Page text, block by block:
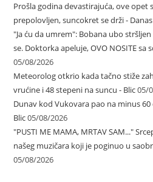
Prošla godina devastirajuća, ove opet
prepolovljen, suncokret se drži - Danas
"Ja ću da umrem": Bobana ubo
se. Doktorka apeluje, OVO NOSITE sa
05/08/2026
Meteorolog otkrio kada tačno stiže
vrućine i 48 stepeni na suncu - Blic05/
Dunav kod Vukovara pao na minus
Blic05/08/2026
"PUSTI ME MAMA, MRTAV SAM..."
našeg muzičara koji je poginuo u
05/08/2026